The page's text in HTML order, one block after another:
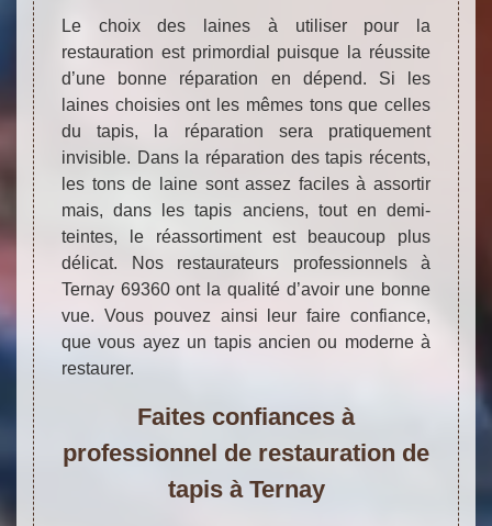
Le choix des laines à utiliser pour la
restauration est primordial puisque la réussite
d’une bonne réparation en dépend. Si les
laines choisies ont les mêmes tons que celles
du tapis, la réparation sera pratiquement
invisible. Dans la réparation des tapis récents,
les tons de laine sont assez faciles à assortir
mais, dans les tapis anciens, tout en demi-
teintes, le réassortiment est beaucoup plus
délicat. Nos restaurateurs professionnels à
Ternay 69360 ont la qualité d’avoir une bonne
vue. Vous pouvez ainsi leur faire confiance,
que vous ayez un tapis ancien ou moderne à
restaurer.
Faites confiances à
professionnel de restauration de
tapis à Ternay